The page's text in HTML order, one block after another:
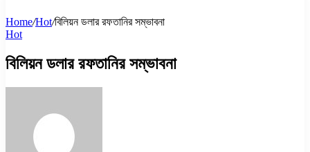
Home/Hot/বিলিয়ন ডলার রফতানির সম্ভাবনা
Hot
বিলিয়ন ডলার রফতানির সম্ভাবনা